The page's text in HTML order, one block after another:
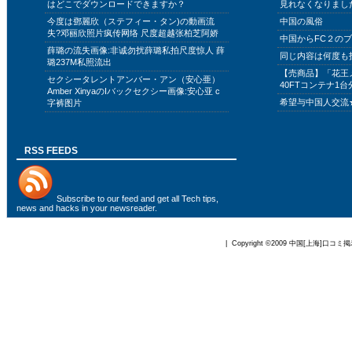
はどこでダウンロードできますか？
今度は鄧麗欣（ステフィー・タン)の動画流
失?邓丽欣照片疯传网络 尺度超越张柏芝阿娇
薛璐の流失画像:非诚勿扰薛璐私拍尺度惊人 薛
璐237M私照流出
セクシータレントアンバー・アン（安心亜）
Amber XinyaのIバックセクシー画像:安心亚 c
字裤图片
見れなくなりまし
中国の風俗
中国からFC２の
同じ内容は何度
【売商品】「花
40FTコンテナ1台
希望与中国人交
RSS FEEDS
Subscribe to our feed and get all Tech tips,
news and hacks in your newsreader.
| Copyright ©2009 中国[上海]口コミ掲